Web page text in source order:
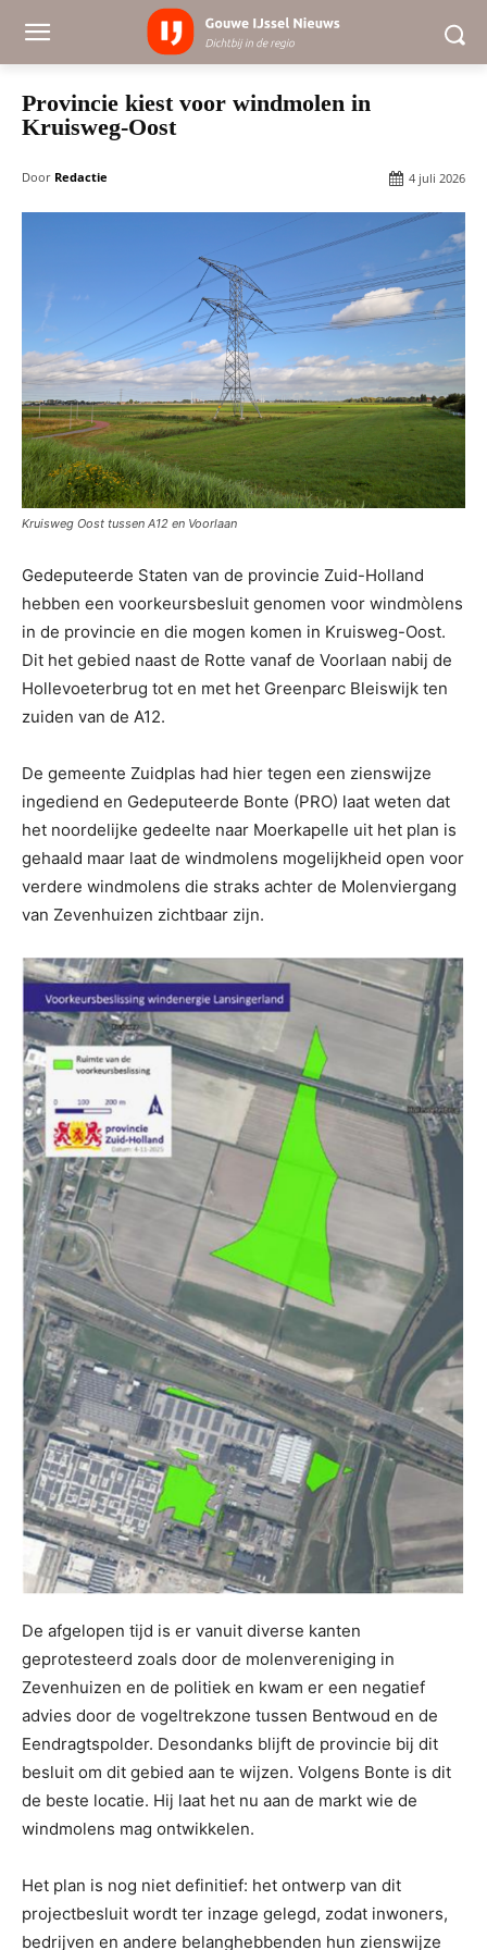
Provincie kiest voor windmolen in
Kruisweg-Oost
Door Redactie 4 juli 2026
Kruisweg Oost tussen A12 en Voorlaan
Gedeputeerde Staten van de provincie Zuid-Holland
hebben een voorkeursbesluit genomen voor windmòlens
in de provincie en die mogen komen in Kruisweg-Oost.
Dit het gebied naast de Rotte vanaf de Voorlaan nabij de
Hollevoeterbrug tot en met het Greenparc Bleiswijk ten
zuiden van de A12.
De gemeente Zuidplas had hier tegen een zienswijze
ingediend en Gedeputeerde Bonte (PRO) laat weten dat
het noordelijke gedeelte naar Moerkapelle uit het plan is
gehaald maar laat de windmolens mogelijkheid open voor
verdere windmolens die straks achter de Molenviergang
van Zevenhuizen zichtbaar zijn.
De afgelopen tijd is er vanuit diverse kanten
geprotesteerd zoals door de molenvereniging in
Zevenhuizen en de politiek en kwam er een negatief
advies door de vogeltrekzone tussen Bentwoud en de
Eendragtspolder. Desondanks blijft de provincie bij dit
besluit om dit gebied aan te wijzen. Volgens Bonte is dit
de beste locatie. Hij laat het nu aan de markt wie de
windmolens mag ontwikkelen.
Het plan is nog niet definitief: het ontwerp van dit
projectbesluit wordt ter inzage gelegd, zodat inwoners,
bedrijven en andere belanghebbenden hun zienswijze